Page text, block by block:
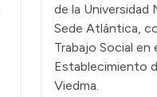
de la Universidad
Sede Atlántica,
Trabajo Social en
Establecimiento
Viedma.